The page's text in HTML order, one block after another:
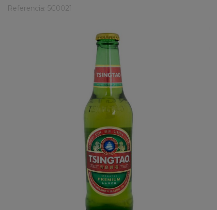
Referencia: 5C0021